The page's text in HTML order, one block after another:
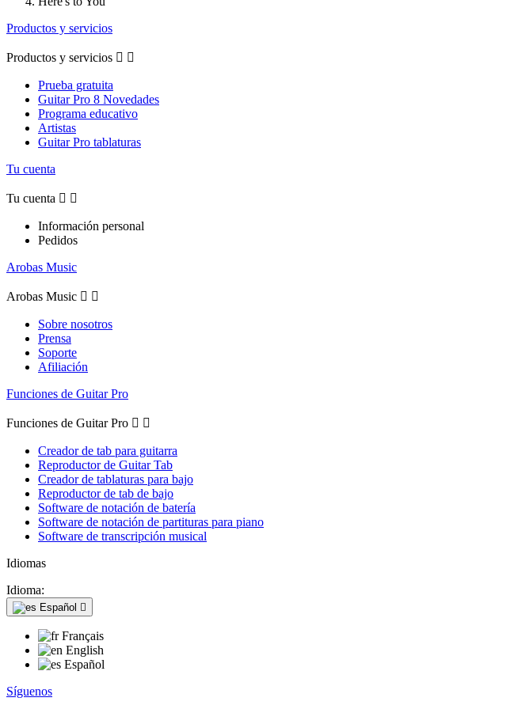
Productos y servicios
Productos y servicios  
Prueba gratuita
Guitar Pro 8 Novedades
Programa educativo
Artistas
Guitar Pro tablaturas
Tu cuenta
Tu cuenta  
Información personal
Pedidos
Arobas Music
Arobas Music  
Sobre nosotros
Prensa
Soporte
Afiliación
Funciones de Guitar Pro
Funciones de Guitar Pro  
Creador de tab para guitarra
Reproductor de Guitar Tab
Creador de tablaturas para bajo
Reproductor de tab de bajo
Software de notación de batería
Software de notación de partituras para piano
Software de transcripción musical
Idiomas
Idioma:
Español 
Français
English
Español
Síguenos